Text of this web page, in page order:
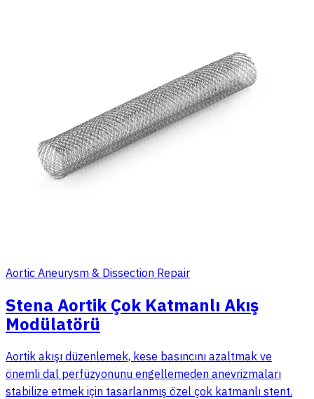
Aortic Aneurysm & Dissection Repair
Stena Aortik Çok Katmanlı Akış
Modülatörü
Aortik akışı düzenlemek, kese basıncını azaltmak ve
önemli dal perfüzyonunu engellemeden anevrizmaları
stabilize etmek için tasarlanmış özel çok katmanlı stent.